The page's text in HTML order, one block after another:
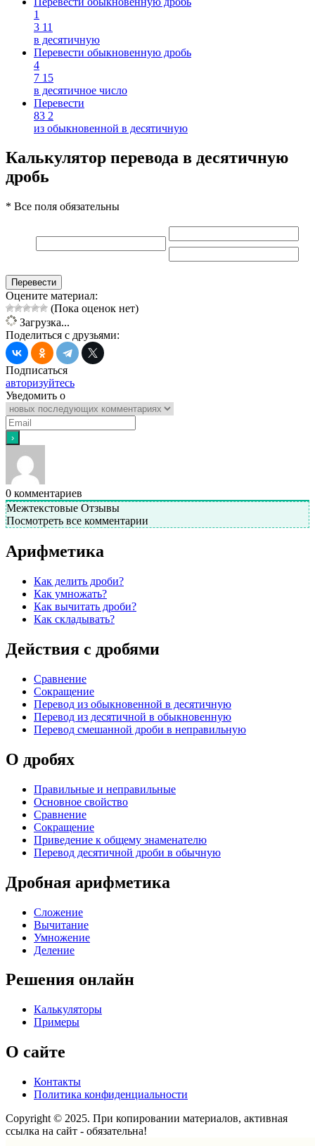
1
3 11
в десятичную
Перевести обыкновенную дробь
4
7 15
в десятичное число
Перевести
83 2
из обыкновенной в десятичную
Калькулятор перевода в десятичную
дробь
* Все поля обязательны
Перевести
Оцените материал:
(Пока оценок нет)
Загрузка...
Поделиться с друзьями:
Подписаться
авторизуйтесь
Уведомить о
0 комментариев
Межтекстовые Отзывы
Посмотреть все комментарии
Арифметика
Как делить дроби?
Как умножать?
Как вычитать дроби?
Как складывать?
Действия с дробями
Сравнение
Сокращение
Перевод из обыкновенной в десятичную
Перевод из десятичной в обыкновенную
Перевод смешанной дроби в неправильную
О дробях
Правильные и неправильные
Основное свойство
Сравнение
Сокращение
Приведение к общему знаменателю
Перевод десятичной дроби в обычную
Дробная арифметика
Сложение
Вычитание
Умножение
Деление
Решения онлайн
Калькуляторы
Примеры
О сайте
Контакты
Политика конфиденциальности
Copyright © 2025. При копировании материалов, активная
ссылка на сайт - обязательна!